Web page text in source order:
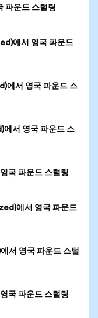
운드 스털링
에서 영국 파운드
서 영국 파운드 스
서 영국 파운드 스
국 파운드 스털링
에서 영국 파운드
서 영국 파운드 스털
국 파운드 스털링